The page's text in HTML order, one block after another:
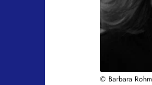
© Barbara Rohm